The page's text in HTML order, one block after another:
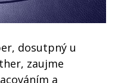
dosutpný u
zaujme
a